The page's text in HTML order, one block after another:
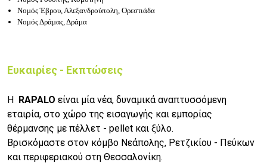
Νομός Έβρου, Αλεξανδρούπολη, Ορεστιάδα
Νομός Δράμας, Δράμα
Ευκαιρίες - Εκπτώσεις
Η RAPALO είναι μία νέα, δυναμικά αναπτυσσόμενη
εταιρία, στο χώρο της εισαγωγής και εμπορίας
θέρμανσης με πέλλετ - pellet και ξύλο.
Βρισκόμαστε στον κόμβο Νεάπολης, Ρετζικίου - Πεύκων
και περιφεριακού στη Θεσσαλονίκη.